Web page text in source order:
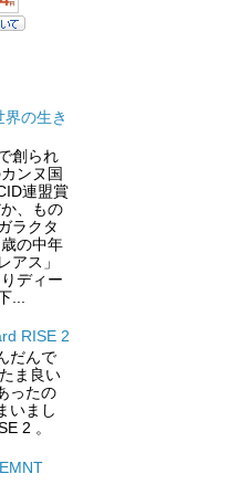
の生き
創られ
ンヌ国
連盟賞
、もの
ラクタ
の中年
アス」
ディー
...
RISE 2
だんで
ま良い
ったの
いまし
2 。